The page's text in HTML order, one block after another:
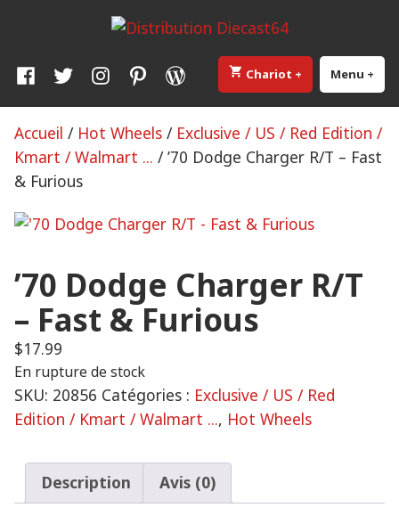
Distribution Diecast64
Une passion, un mode de vie.
Menu +
Chariot + élargi
effondré
FacebookTwitterInstagramPinterestWordPress
Accueil / Hot Wheels / Exclusive / US / Red Edition /
Kmart / Walmart ... / ’70 Dodge Charger R/T – Fast
& Furious
’70 Dodge Charger R/T
– Fast & Furious
$17.99
En rupture de stock
SKU: 20856 Catégories : Exclusive / US / Red
Edition / Kmart / Walmart ..., Hot Wheels
Description Avis (0)